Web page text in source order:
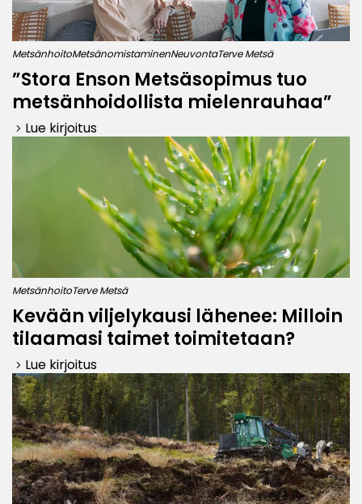
MetsänhoitoMetsänomistaminenNeuvontaTerve Metsä
”Stora Enson Metsäsopimus tuo
metsänhoidollista mielenrauhaa”
keyboard_arrow_right Lue kirjoitus
MetsänhoitoTerve Metsä
Kevään viljelykausi lähenee: Milloin
tilaamasi taimet toimitetaan?
keyboard_arrow_right Lue kirjoitus